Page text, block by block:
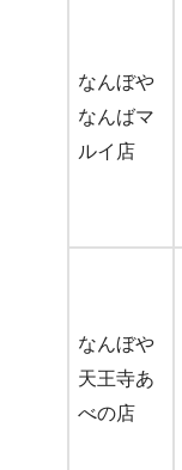
なんぼや
なんばマ
ルイ店
なんぼや
天王寺あ
べの店